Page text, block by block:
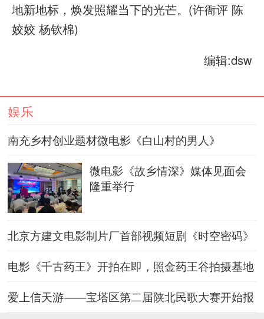
地新地标，焕发照耀当下的光芒。(许衙评 陈
姣姣 杨钦棉)
编辑:dsw
娱乐
南充乡村创业题材微电影《白山村的男人》
微电影《故乡情深》媒体见面会
隆重举行
北京方建文电影制片厂首部视频短剧《时空密码》
电影《千古药王》开拍在即，照金药王谷拍摄基地
爱上信天游——宝塔区第二届陕北民歌大赛开始报